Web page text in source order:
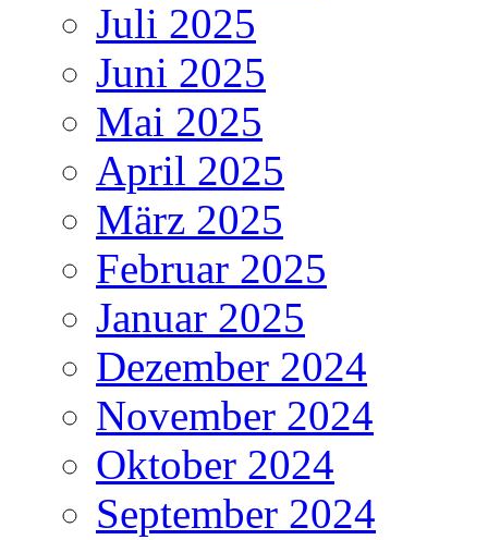
Juli 2025
Juni 2025
Mai 2025
April 2025
März 2025
Februar 2025
Januar 2025
Dezember 2024
November 2024
Oktober 2024
September 2024